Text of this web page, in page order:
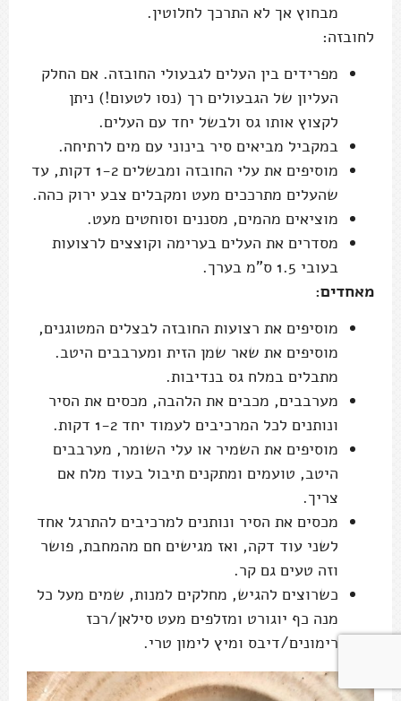
מבחוץ אך לא התרכך לחלוטין.
לחובזה:
מפרידים בין העלים לגבעולי החובזה. אם החלק
העליון של הגבעולים רך (נסו לטעום!) ניתן
לקצוץ אותו גס ולבשל יחד עם העלים.
במקביל מביאים סיר בינוני עם מים לרתיחה.
מוסיפים את עלי החובזה ומבשלים 1-2 דקות, עד
שהעלים מתרככים מעט ומקבלים צבע ירוק כהה.
מוציאים מהמים, מסננים וסוחטים מעט.
מסדרים את העלים בערימה וקוצצים לרצועות
בעובי 1.5 ס"מ בערך.
מאחדים:
מוסיפים את רצועות החובזה לבצלים המטוגנים,
מוסיפים את שאר שמן הזית ומערבבים היטב.
מתבלים במלח גס בנדיבות.
מערבבים, מכבים את הלהבה, מכסים את הסיר
ונותנים לכל המרכיבים לעמוד יחד 1-2 דקות.
מוסיפים את השמיר או עלי השומר, מערבבים
היטב, טועמים ומתקנים תיבול בעוד מלח אם
צריך.
מכסים את הסיר ונותנים למרכיבים להתרגל אחד
לשני עוד דקה, ואז מגישים חם מהמחבת, פושר
וזה טעים גם קר.
כשרוצים להגיש, מחלקים למנות, שמים מעל כל
מנה כף יוגורט ומזלפים מעט סילאן/רכז
רימונים/דיבס ומיץ לימון טרי.